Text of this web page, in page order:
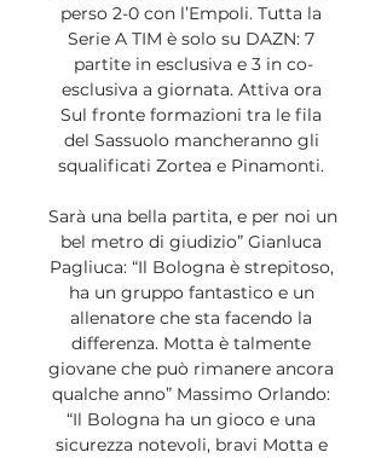
perso 2-0 con l’Empoli. Tutta la
Serie A TIM è solo su DAZN: 7
partite in esclusiva e 3 in co-
esclusiva a giornata. Attiva ora
Sul fronte formazioni tra le fila
del Sassuolo mancheranno gli
squalificati Zortea e Pinamonti.
Sarà una bella partita, e per noi un
bel metro di giudizio” Gianluca
Pagliuca: “Il Bologna è strepitoso,
ha un gruppo fantastico e un
allenatore che sta facendo la
differenza. Motta è talmente
giovane che può rimanere ancora
qualche anno” Massimo Orlando:
“Il Bologna ha un gioco e una
sicurezza notevoli, bravi Motta e